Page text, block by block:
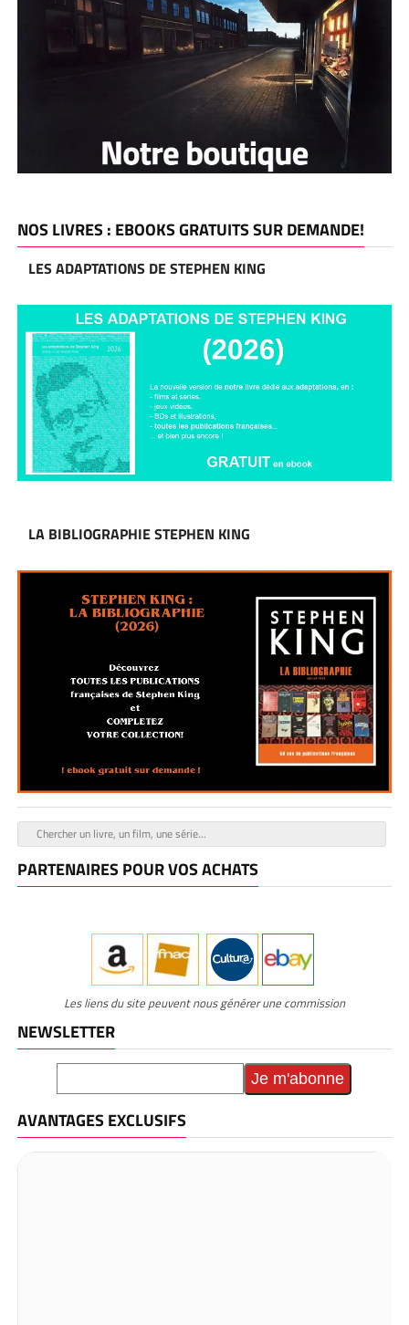
NOS LIVRES : EBOOKS GRATUITS SUR DEMANDE!
LES ADAPTATIONS DE STEPHEN KING
LA BIBLIOGRAPHIE STEPHEN KING
PARTENAIRES POUR VOS ACHATS
Les liens du site peuvent nous générer une commission
NEWSLETTER
AVANTAGES EXCLUSIFS